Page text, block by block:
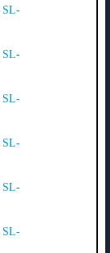
SL-
SL-
SL-
SL-
SL-
SL-